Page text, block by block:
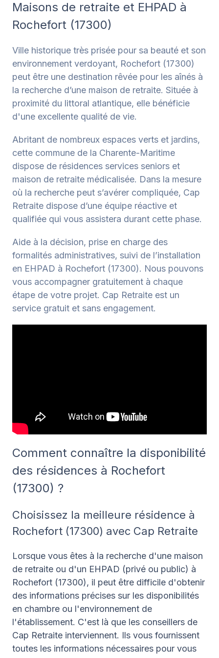
Maisons de retraite et EHPAD à
Rochefort (17300)
Ville historique très prisée pour sa beauté et son
environnement verdoyant, Rochefort (17300)
peut être une destination rêvée pour les aînés à
la recherche d’une maison de retraite. Située à
proximité du littoral atlantique, elle bénéficie
d'une excellente qualité de vie.
Abritant de nombreux espaces verts et jardins,
cette commune de la Charente-Maritime
dispose de résidences services seniors et
maison de retraite médicalisée. Dans la mesure
où la recherche peut s’avérer compliquée, Cap
Retraite dispose d’une équipe réactive et
qualifiée qui vous assistera durant cette phase.
Aide à la décision, prise en charge des
formalités administratives, suivi de l’installation
en EHPAD à Rochefort (17300). Nous pouvons
vous accompagner gratuitement à chaque
étape de votre projet. Cap Retraite est un
service gratuit et sans engagement.
Comment connaître la disponibilité
des résidences à Rochefort
(17300) ?
Choisissez la meilleure résidence à
Rochefort (17300) avec Cap Retraite
Lorsque vous êtes à la recherche d'une maison
de retraite ou d'un EHPAD (privé ou public) à
Rochefort (17300), il peut être difficile d'obtenir
des informations précises sur les disponibilités
en chambre ou l'environnement de
l'établissement. C'est là que les conseillers de
Cap Retraite interviennent. Ils vous fournissent
toutes les informations nécessaires pour vous